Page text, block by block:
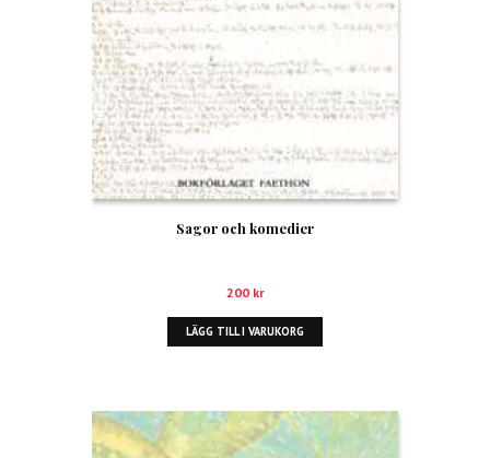
Sagor och komedier
200 kr
LÄGG TILL I VARUKORG